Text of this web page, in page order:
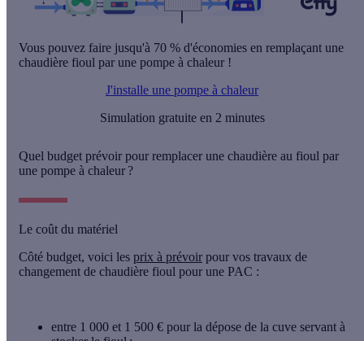
Vous pouvez faire jusqu'à 70 % d'économies en remplaçant une
chaudière fioul par une pompe à chaleur !
J'installe une pompe à chaleur
Simulation gratuite en 2 minutes
Quel budget prévoir pour remplacer une chaudière au fioul par
une pompe à chaleur ?
Le coût du matériel
Côté budget, voici les prix à prévoir pour vos travaux de
changement de chaudière fioul pour une PAC :
entre 1 000 et 1 500 € pour la dépose de la cuve servant à